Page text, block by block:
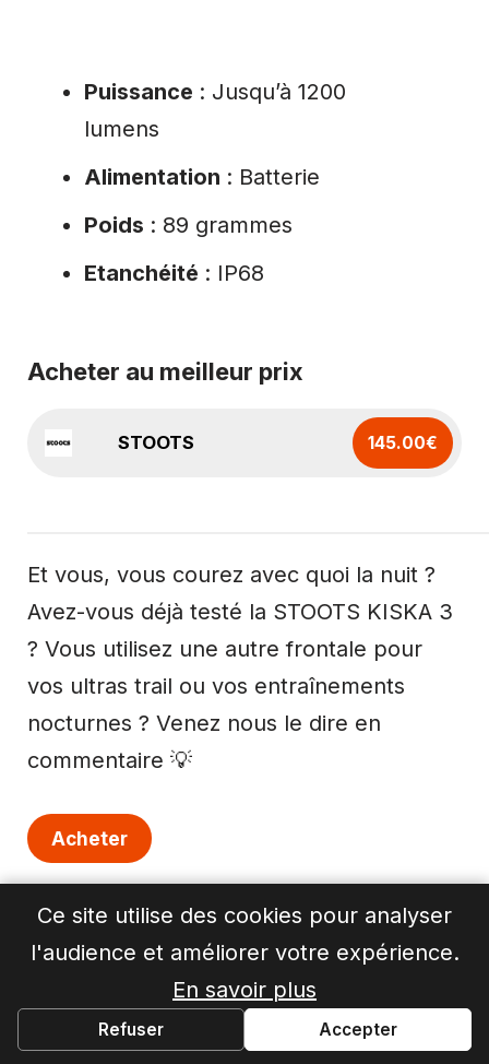
Puissance : Jusqu’à 1200
lumens
Alimentation : Batterie
Poids : 89 grammes
Etanchéité : IP68
Acheter au meilleur prix
STOOTS 145.00€
Et vous, vous courez avec quoi la nuit ?
Avez-vous déjà testé la STOOTS KISKA 3
? Vous utilisez une autre frontale pour
vos ultras trail ou vos entraînements
nocturnes ? Venez nous le dire en
commentaire 💡
Acheter
Ma verdict après 6 mois
d’utilisation
Après environ 6 mois de test intensif
Ce site utilise des cookies pour analyser
l'audience et améliorer votre expérience.
En savoir plus
Refuser Accepter